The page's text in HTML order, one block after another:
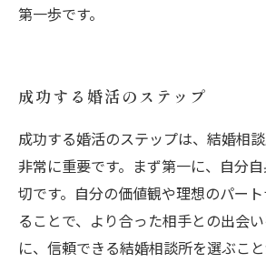
第一歩です。
成功する婚活のステップ
成功する婚活のステップは、結婚相
非常に重要です。まず第一に、自分
切です。自分の価値観や理想のパー
ることで、より合った相手との出会
に、信頼できる結婚相談所を選ぶこ